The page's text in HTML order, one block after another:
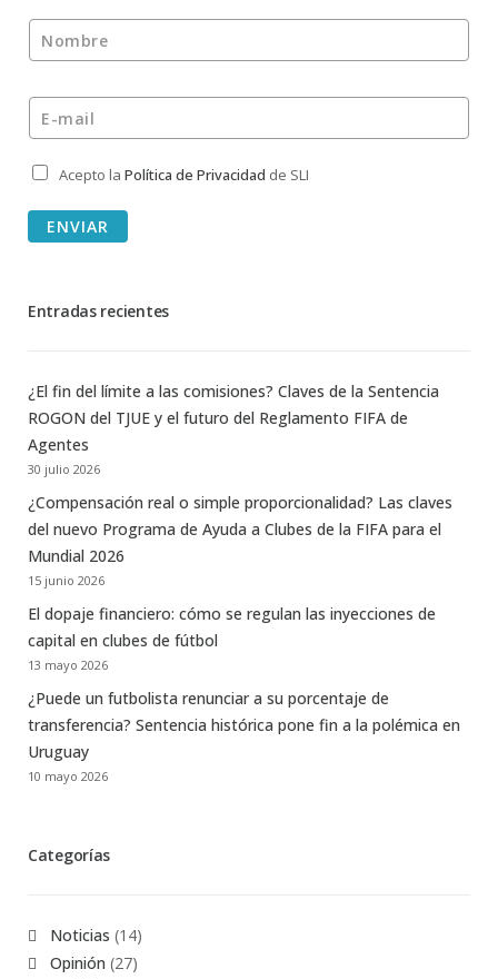
Nombre
E-mail *
Privacidad*
Acepto la Política de Privacidad de SLI
ENVIAR
Entradas recientes
¿El fin del límite a las comisiones? Claves de la Sentencia
ROGON del TJUE y el futuro del Reglamento FIFA de
Agentes
30 julio 2026
¿Compensación real o simple proporcionalidad? Las claves
del nuevo Programa de Ayuda a Clubes de la FIFA para el
Mundial 2026
15 junio 2026
El dopaje financiero: cómo se regulan las inyecciones de
capital en clubes de fútbol
13 mayo 2026
¿Puede un futbolista renunciar a su porcentaje de
transferencia? Sentencia histórica pone fin a la polémica en
Uruguay
10 mayo 2026
Categorías
Noticias (14)
Opinión (27)